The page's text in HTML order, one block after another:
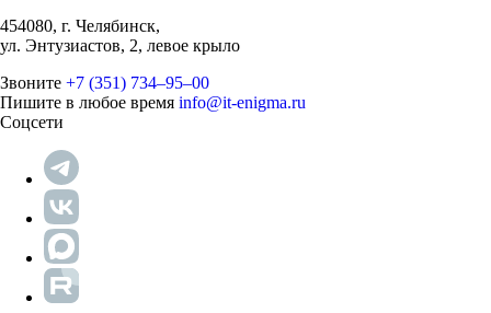
454080, г. Челябинск,
ул. Энтузиастов, 2, левое крыло
Звоните +7 (351) 734‒95‒00
Пишите в любое время info@it-enigma.ru
Соцсети